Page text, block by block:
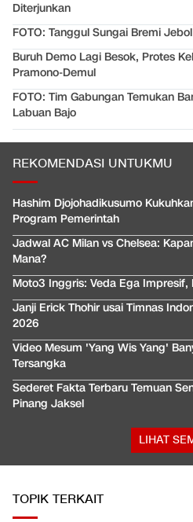
Diterjunkan
FOTO: Tanggul Sungai Bremi
Buruh Demo Lagi Besok, Protes
Pramono-Demul
FOTO: Tim Gabungan Temukan
Labuan Bajo
REKOMENDASI UNTUKMU
Hashim Djojohadikusumo
Program Pemerintah
Jadwal AC Milan vs Chelsea:
Mana?
Moto3 Inggris: Veda Ega Impresif,
Janji Erick Thohir usai Timnas
2026
Video Mesum 'Yang Wis Yang'
Tersangka
Sederet Fakta Terbaru Temuan
Pinang Jaksel
LIHAT
TOPIK TERKAIT